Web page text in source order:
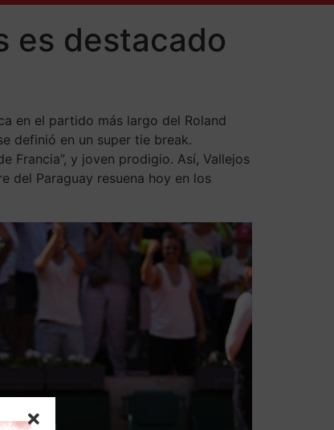
es destacado
en el partido más largo del Roland
definió en un super tie break.
Francia”, y joven prodigio. Así, Vallejos
del Paraguay resuena hoy en los